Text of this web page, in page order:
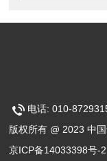
电话: 010-
版权所有 @ 2023 中
京ICP备14033398号-2